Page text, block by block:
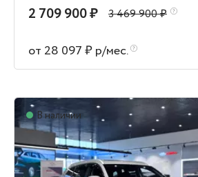
2 709 900 ₽ 3 469 900 ₽
от 28 097 ₽ р/мес.
В наличии